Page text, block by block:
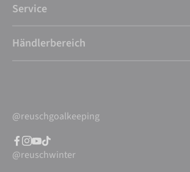
Service
Händlerbereich
@reuschgoalkeeping
@reuschwinter